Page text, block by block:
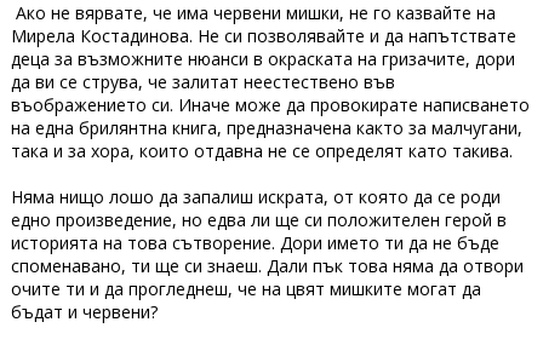
Ако не вярвате, че има червени мишки, не го казвайте на
Мирела Костадинова. Не си позволявайте и да напътствате
деца за възможните нюанси в окраската на гризачите, дори
да ви се струва, че залитат неестествено във
въображението си. Иначе може да провокирате написването
на една брилянтна книга, предназначена както за малчугани,
така и за хора, които отдавна не се определят като такива.
Няма нищо лошо да запалиш искрата, от която да се роди
едно произведение, но едва ли ще си положителен герой в
историята на това сътворение. Дори името ти да не бъде
споменавано, ти ще си знаеш. Дали пък това няма да отвори
очите ти и да прогледнеш, че на цвят мишките могат да
бъдат и червени?